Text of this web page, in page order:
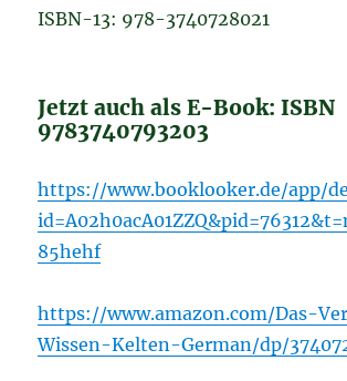
ISBN-13: 978-3740728021
Jetzt auch als E-Book: ISBN
9783740793203
https://www.booklooker.de/app/
85hehf
https://www.amazon.com/Das-
Wissen-Kelten-German/dp/